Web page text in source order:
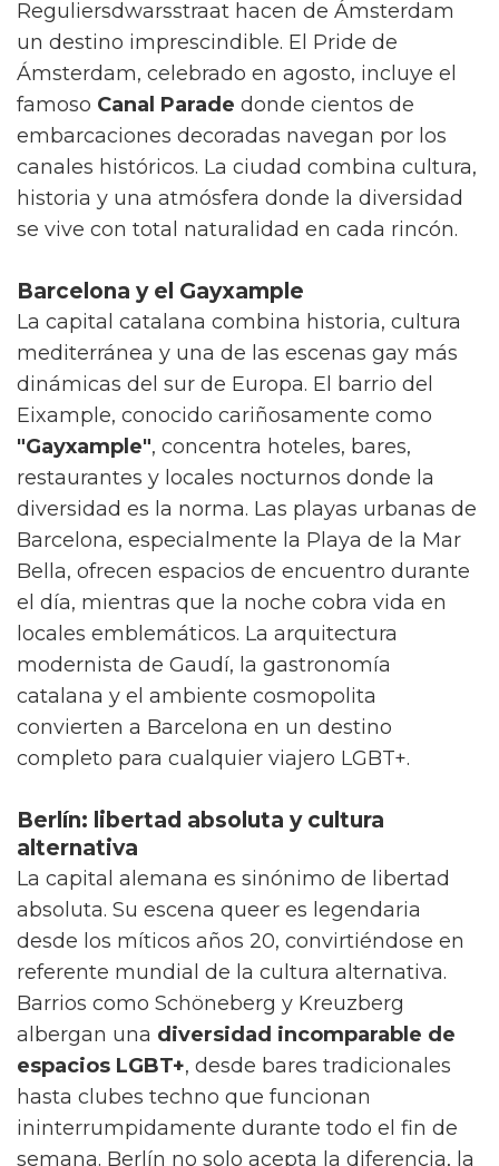
Reguliersdwarsstraat hacen de Ámsterdam
un destino imprescindible. El Pride de
Ámsterdam, celebrado en agosto, incluye el
famoso Canal Parade donde cientos de
embarcaciones decoradas navegan por los
canales históricos. La ciudad combina cultura,
historia y una atmósfera donde la diversidad
se vive con total naturalidad en cada rincón.
Barcelona y el Gayxample
La capital catalana combina historia, cultura
mediterránea y una de las escenas gay más
dinámicas del sur de Europa. El barrio del
Eixample, conocido cariñosamente como
"Gayxample", concentra hoteles, bares,
restaurantes y locales nocturnos donde la
diversidad es la norma. Las playas urbanas de
Barcelona, especialmente la Playa de la Mar
Bella, ofrecen espacios de encuentro durante
el día, mientras que la noche cobra vida en
locales emblemáticos. La arquitectura
modernista de Gaudí, la gastronomía
catalana y el ambiente cosmopolita
convierten a Barcelona en un destino
completo para cualquier viajero LGBT+.
Berlín: libertad absoluta y cultura
alternativa
La capital alemana es sinónimo de libertad
absoluta. Su escena queer es legendaria
desde los míticos años 20, convirtiéndose en
referente mundial de la cultura alternativa.
Barrios como Schöneberg y Kreuzberg
albergan una diversidad incomparable de
espacios LGBT+, desde bares tradicionales
hasta clubes techno que funcionan
ininterrumpidamente durante todo el fin de
semana. Berlín no solo acepta la diferencia, la